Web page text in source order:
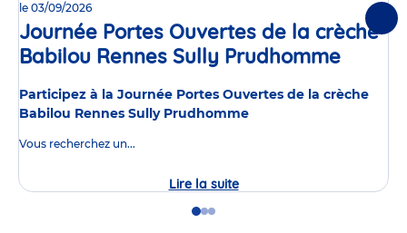
le 03/09/2026
Journée Portes Ouvertes de la crèche
Babilou Rennes Sully Prudhomme
Participez à la Journée Portes Ouvertes de la crèche
Babilou Rennes Sully Prudhomme
Vous recherchez un...
Lire la suiteJournée
GoGoGo